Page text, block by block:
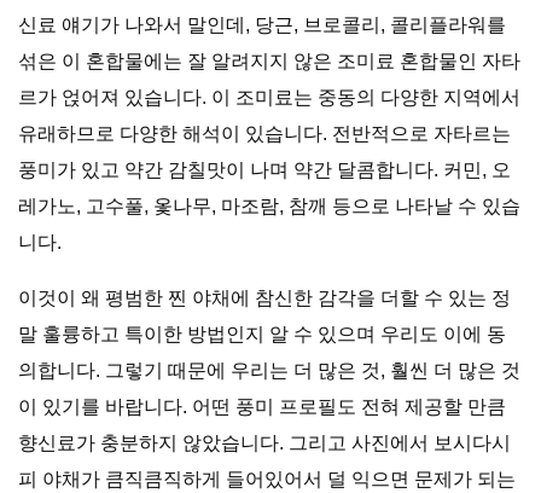
신료 얘기가 나와서 말인데, 당근, 브로콜리, 콜리플라워를
섞은 이 혼합물에는 잘 알려지지 않은 조미료 혼합물인 자타
르가 얹어져 있습니다. 이 조미료는 중동의 다양한 지역에서
유래하므로 다양한 해석이 있습니다. 전반적으로 자타르는
풍미가 있고 약간 감칠맛이 나며 약간 달콤합니다. 커민, 오
레가노, 고수풀, 옻나무, 마조람, 참깨 등으로 나타날 수 있습
니다.
이것이 왜 평범한 찐 야채에 참신한 감각을 더할 수 있는 정
말 훌륭하고 특이한 방법인지 알 수 있으며 우리도 이에 동
의합니다. 그렇기 때문에 우리는 더 많은 것, 훨씬 더 많은 것
이 있기를 바랍니다. 어떤 풍미 프로필도 전혀 제공할 만큼
향신료가 충분하지 않았습니다. 그리고 사진에서 보시다시
피 야채가 큼직큼직하게 들어있어서 덜 익으면 문제가 되는